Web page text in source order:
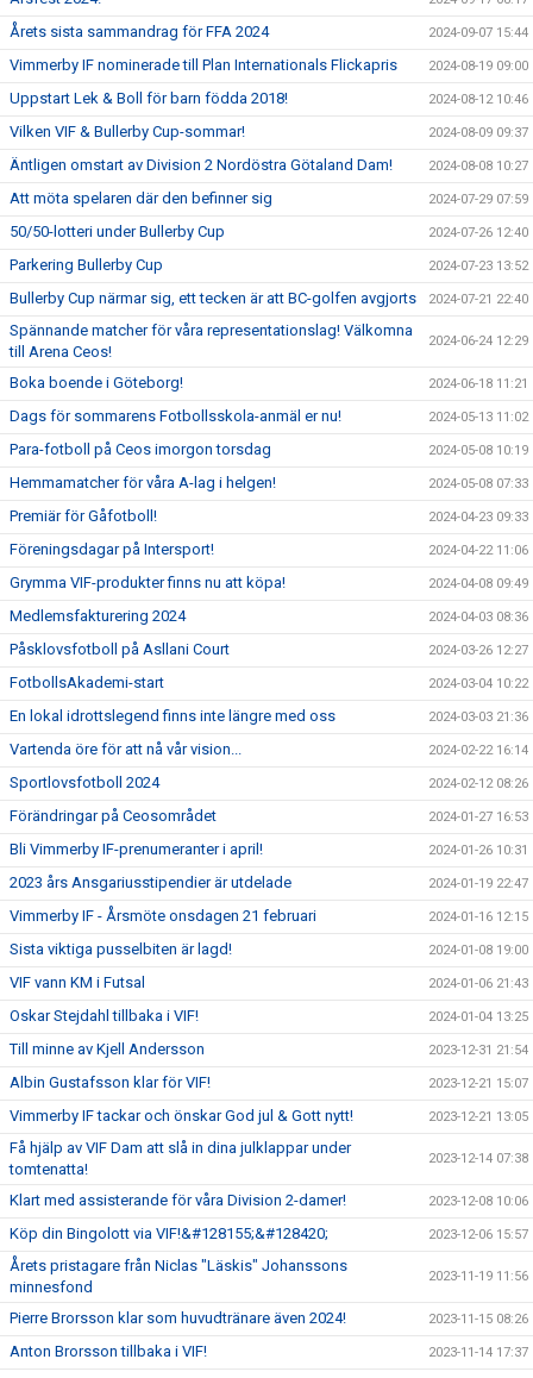
Årets sista sammandrag för FFA 2024 2024-09-07 15:44
Vimmerby IF nominerade till Plan Internationals Flickapris 2024-08-19 09:00
Uppstart Lek & Boll för barn födda 2018! 2024-08-12 10:46
Vilken VIF & Bullerby Cup-sommar! 2024-08-09 09:37
Äntligen omstart av Division 2 Nordöstra Götaland Dam! 2024-08-08 10:27
Att möta spelaren där den befinner sig 2024-07-29 07:59
50/50-lotteri under Bullerby Cup 2024-07-26 12:40
Parkering Bullerby Cup 2024-07-23 13:52
Bullerby Cup närmar sig, ett tecken är att BC-golfen avgjorts 2024-07-21 22:40
Spännande matcher för våra representationslag! Välkomna
till Arena Ceos!
2024-06-24 12:29
Boka boende i Göteborg! 2024-06-18 11:21
Dags för sommarens Fotbollsskola-anmäl er nu! 2024-05-13 11:02
Para-fotboll på Ceos imorgon torsdag 2024-05-08 10:19
Hemmamatcher för våra A-lag i helgen! 2024-05-08 07:33
Premiär för Gåfotboll! 2024-04-23 09:33
Föreningsdagar på Intersport! 2024-04-22 11:06
Grymma VIF-produkter finns nu att köpa! 2024-04-08 09:49
Medlemsfakturering 2024 2024-04-03 08:36
Påsklovsfotboll på Asllani Court 2024-03-26 12:27
FotbollsAkademi-start 2024-03-04 10:22
En lokal idrottslegend finns inte längre med oss 2024-03-03 21:36
Vartenda öre för att nå vår vision... 2024-02-22 16:14
Sportlovsfotboll 2024 2024-02-12 08:26
Förändringar på Ceosområdet 2024-01-27 16:53
Bli Vimmerby IF-prenumeranter i april! 2024-01-26 10:31
2023 års Ansgariusstipendier är utdelade 2024-01-19 22:47
Vimmerby IF - Årsmöte onsdagen 21 februari 2024-01-16 12:15
Sista viktiga pusselbiten är lagd! 2024-01-08 19:00
VIF vann KM i Futsal 2024-01-06 21:43
Oskar Stejdahl tillbaka i VIF! 2024-01-04 13:25
Till minne av Kjell Andersson 2023-12-31 21:54
Albin Gustafsson klar för VIF! 2023-12-21 15:07
Vimmerby IF tackar och önskar God jul & Gott nytt! 2023-12-21 13:05
Få hjälp av VIF Dam att slå in dina julklappar under
tomtenatta!
2023-12-14 07:38
Klart med assisterande för våra Division 2-damer! 2023-12-08 10:06
Köp din Bingolott via VIF!&#128155;&#128420; 2023-12-06 15:57
Årets pristagare från Niclas "Läskis" Johanssons
minnesfond
2023-11-19 11:56
Pierre Brorsson klar som huvudtränare även 2024! 2023-11-15 08:26
Anton Brorsson tillbaka i VIF! 2023-11-14 17:37